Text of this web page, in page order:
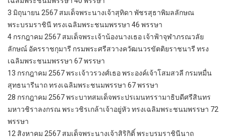
3 มิถุนายน 2567 สมเด็จพระนางเจ้าสุทิดา พัชรสุธาพิมลลักษณ
พระบรมราชินี ทรงเฉลิมพระชนมพรรษา 46 พรรษา
4 กรกฎาคม 2567 สมเด็จพระเจ้าน้องนางเธอ เจ้าฟ้าจุฬาภรณวลัย
ลักษณ์ อัครราชกุมารี กรมพระศรีสวางควัฒนวรขัตติยราชนารี ทรง
เฉลิมพระชนมพรรษา 67 พรรษา
13 กรกฎาคม 2567 พระเจ้าวรวงศ์เธอ พระองค์เจ้าโสมสวลี กรมหมื่น
สุทธนารีนาถ ทรงเฉลิมพระชนมพรรษา 67 พรรษา
28 กรกฎาคม 2567 พระบาทสมเด็จพระปรเมนทรรามาธิบดีศรีสินทร
มหาวชิราลงกรณ พระวชิรเกล้าเจ้าอยู่หัว ทรงเฉลิมพระชนมพรรษา 72
พรรษา
12 สิงหาคม 2567 สมเด็จพระนางเจ้าสิริกิติ์ พระบรมราชินีนาถ